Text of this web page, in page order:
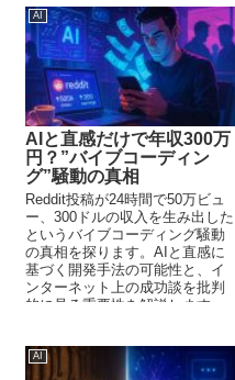
AI
AIと直感だけで年収300万
円？”バイブコーディン
グ”騒動の真相
Reddit投稿が24時間で50万ビュ
ー、300ドルの収入を生み出した
というバイブコーディング騒動
の真相を探ります。AIと直感に
基づく開発手法の可能性と、イ
ンターネット上の成功談を批判
的に見る重要性を解説します。
AI